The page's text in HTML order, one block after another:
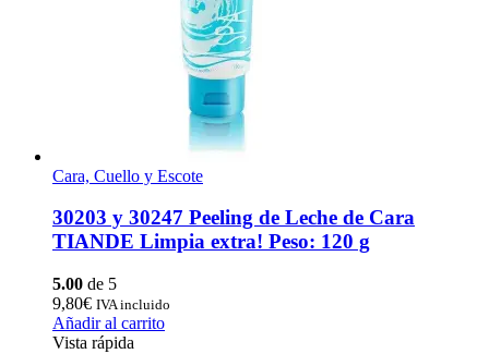
Cara, Cuello y Escote
30203 y 30247 Peeling de Leche de Cara
TIANDE Limpia extra! Peso: 120 g
5.00 de 5
9,80€ IVA incluido
Añadir al carrito
Vista rápida